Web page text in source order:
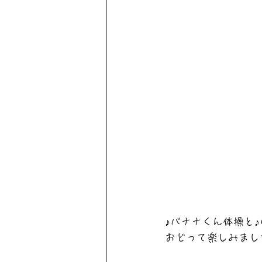
♪バナナくん体操と
おどって楽しみまし